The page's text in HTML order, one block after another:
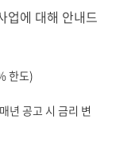
업에 대해 안내드
한도)
공고 시 금리 변